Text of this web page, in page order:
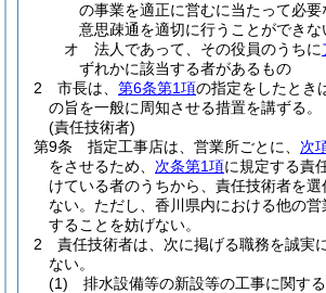
の事業を適正に営むに当たって必
意思疎通を適切に行うことができな
オ
法人であって、その役員のうちに
ずれかに該当する者があるもの
2
市長は、 第6条第1項の指定をしたとき
の旨を一般に周知させる措置を講ずる。
(責任技術者)
第9条
指定工事店は、営業所ごとに、 次
をさせるため、 次条第1項に規定する責
けている者のうちから、責任技術者を選
ない。 ただし、香川県内における他の
することを妨げない。
2
責任技術者は、次に掲げる職務を誠実
ない。
(1)
排水設備等の新設等の工事に関す